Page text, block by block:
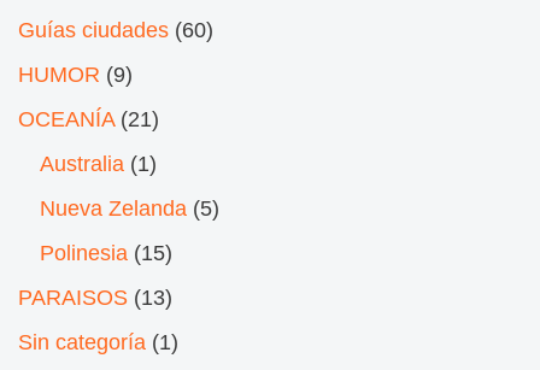
Guías ciudades (60)
HUMOR (9)
OCEANÍA(21)
Australia (1)
Nueva Zelanda (5)
Polinesia (15)
PARAISOS (13)
Sin categoría (1)